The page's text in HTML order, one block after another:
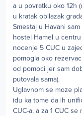
a u povratku oko 12h
u kratak obilazak
Smestaj u Havani
hostel Hamel u
nocenje 5 CUC u
pomogla oko
od pomoci jer sam
putovala sama).
Uglavnom se moze
idu ka tome da ih
CUC-a, a za 1 CUC